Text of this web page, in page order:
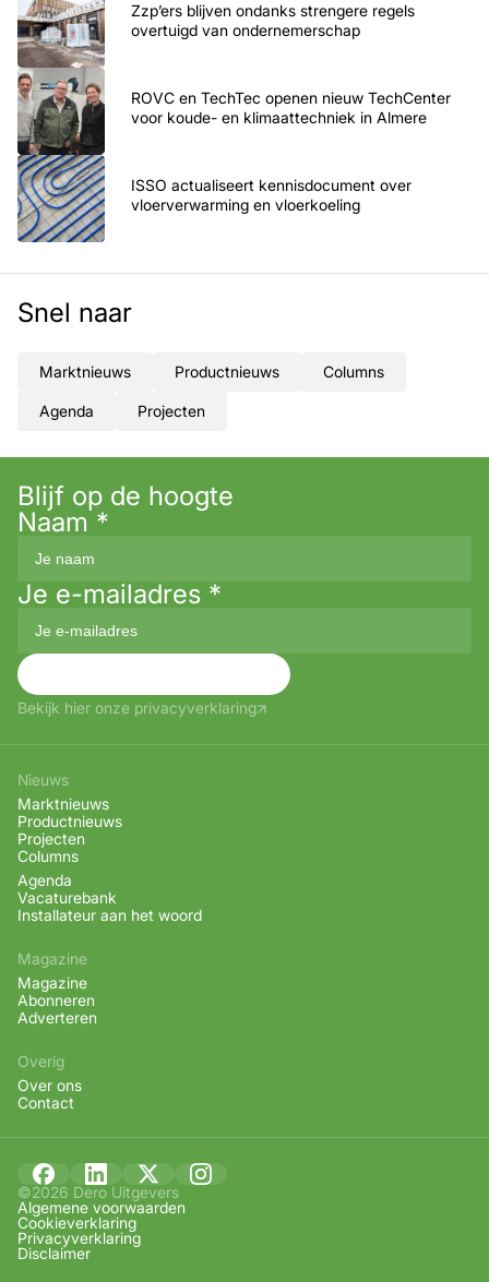
Zzp’ers blijven ondanks strengere regels
overtuigd van ondernemerschap
ROVC en TechTec openen nieuw TechCenter
voor koude- en klimaattechniek in Almere
ISSO actualiseert kennisdocument over
vloerverwarming en vloerkoeling
Snel naar
Marktnieuws Productnieuws Columns
Agenda Projecten
Blijf op de hoogte
Naam *
Je e-mailadres *
Bekijk hier onze privacyverklaring
Nieuws
Marktnieuws
Productnieuws
Projecten
Columns
Agenda
Vacaturebank
Installateur aan het woord
Magazine
Magazine
Abonneren
Adverteren
Overig
Over ons
Contact
©2026 Dero Uitgevers
Algemene voorwaarden
Cookieverklaring
Privacyverklaring
Disclaimer